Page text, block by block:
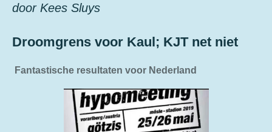
door Kees Sluys
Droomgrens voor Kaul; KJT net niet
Fantastische resultaten voor Nederland